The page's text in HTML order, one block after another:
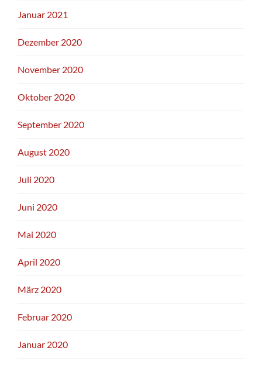
Januar 2021
Dezember 2020
November 2020
Oktober 2020
September 2020
August 2020
Juli 2020
Juni 2020
Mai 2020
April 2020
März 2020
Februar 2020
Januar 2020